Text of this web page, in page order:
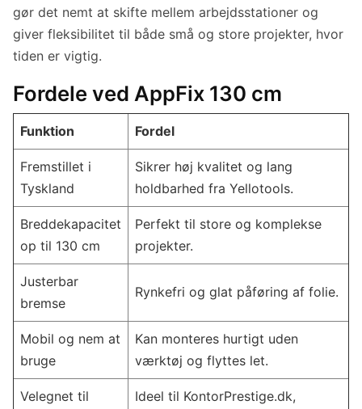
gør det nemt at skifte mellem arbejdsstationer og
giver fleksibilitet til både små og store projekter, hvor
tiden er vigtig.
Fordele ved AppFix 130 cm
Funktion Fordel
Fremstillet i
Tyskland
Sikrer høj kvalitet og lang
holdbarhed fra Yellotools.
Breddekapacitet
op til 130 cm
Perfekt til store og komplekse
projekter.
Justerbar
bremse
Rynkefri og glat påføring af folie.
Mobil og nem at
bruge
Kan monteres hurtigt uden
værktøj og flyttes let.
Velegnet til Ideel til KontorPrestige.dk,